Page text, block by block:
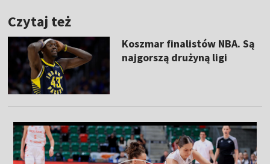
Czytaj też
Koszmar finalistów NBA. Są
najgorszą drużyną ligi